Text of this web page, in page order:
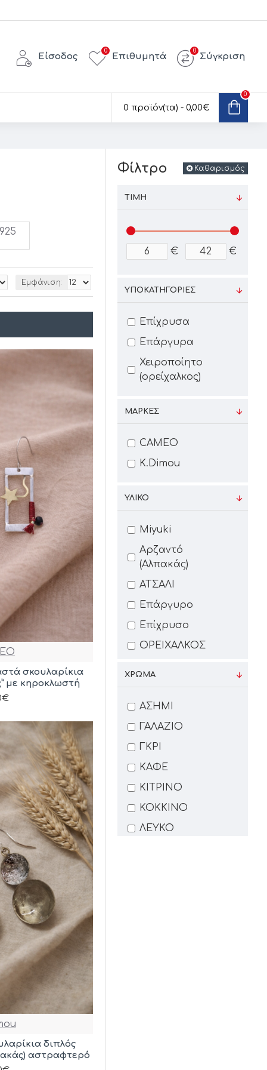
Είσοδος Επιθυμητά
0
Σύγκριση
0
0 προϊόν(τα) - 0,00€
0
Εμφάνιση:
σκουλαρίκια
με κηροκλωστή
διπλός
αστραφτερό
Φίλτρο Καθαρισμός
ΤΙΜΉ
€ €
ΥΠΟΚΑΤΗΓΟΡΊΕΣ
Επίχρυσα
Επάργυρα
Χειροποίητο
(ορείχαλκος)
ΜΆΡΚΕΣ
CAMEO
K.Dimou
ΥΛΙΚΟ
Miyuki
Αρζαντό
(Αλπακάς)
ΑΤΣΑΛΙ
Επάργυρο
Επίχρυσο
ΟΡΕΙΧΑΛΚΟΣ
ΧΡΩΜΑ
ΑΣΗΜΙ
ΓΑΛΑΖΙΟ
ΓΚΡΙ
ΚΑΦΕ
ΚΙΤΡΙΝΟ
ΚΟΚΚΙΝΟ
ΛΕΥΚΟ